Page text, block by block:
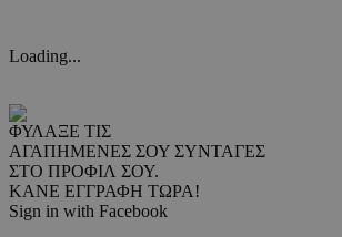
Loading...
ΦΥΛΑΞΕ ΤΙΣ
ΑΓΑΠΗΜΕΝΕΣ ΣΟΥ ΣΥΝΤΑΓΕΣ
ΣΤΟ ΠΡΟΦΙΛ ΣΟΥ.
ΚΑΝΕ ΕΓΓΡΑΦΗ ΤΩΡΑ!
Sign in with Facebook